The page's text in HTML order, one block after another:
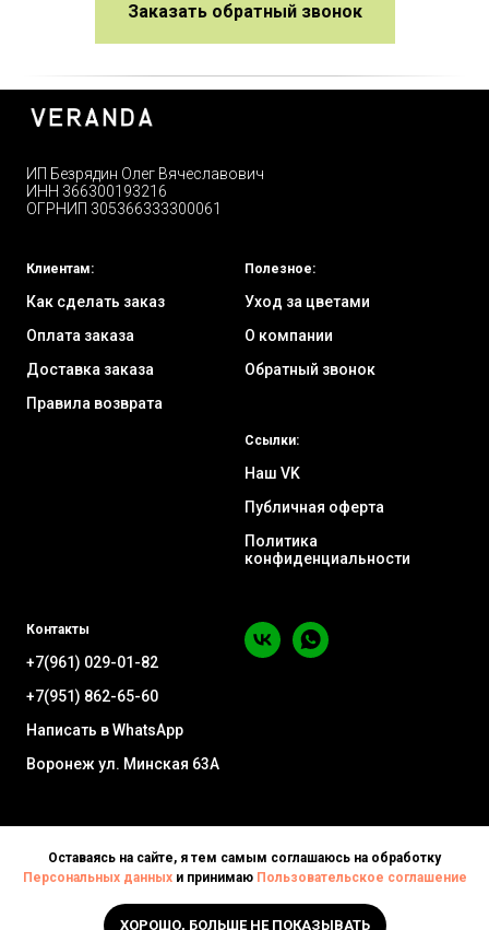
Заказать обратный звонок
ИП Безрядин Олег Вячеславович
ИНН 366300193216
ОГРНИП 305366333300061
Клиентам:
Как сделать заказ
Оплата заказа
Доставка заказа
Правила возврата
Полезное:
Уход за цветами
О компании
Обратный звонок
Ссылки:
Наш VK
Публичная оферта
Политика
конфиденциальности
Контакты
+7(961) 029-01-82
+7(951) 862-65-60
Написать в WhatsApp
Воронеж ул. Минская 63А
Оставаясь на сайте, я тем самым соглашаюсь на обработку
Персональных данныхи принимаю Пользовательское соглашение
ХОРОШО, БОЛЬШЕ НЕ ПОКАЗЫВАТЬ